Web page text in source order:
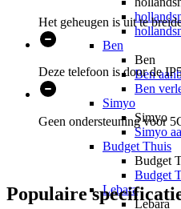
Ben
Ben
Ben
Ben
Simyo
Simyo
Simyo
Budget Thuis
Budget
Budget
Lebara
Lebara
Het geheugen is uit te
Deze telefoon is door de
Geen ondersteuning voor
Populaire